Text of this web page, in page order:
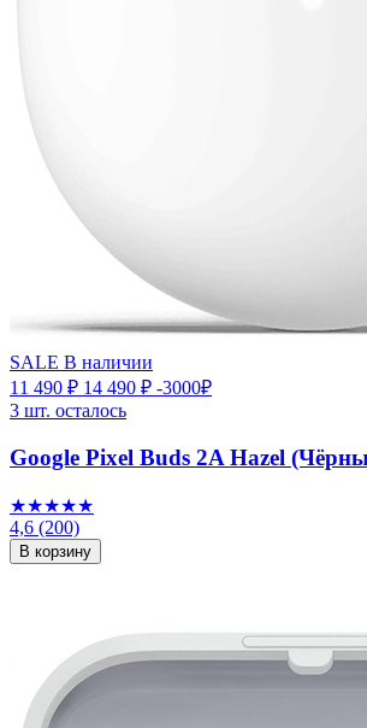
SALE В наличии
11 490 ₽ 14 490 ₽ -3000₽
3 шт. осталось
Google Pixel Buds 2A Hazel
★★★★★
4,6 (200)
В корзину